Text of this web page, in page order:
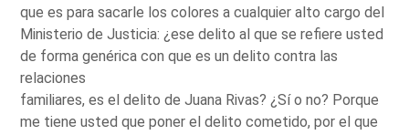
que es para sacarle los colores a cualquier alto cargo del
Ministerio de Justicia: ¿ese delito al que se refiere usted
de forma genérica con que es un delito contra las
relaciones
familiares, es el delito de Juana Rivas? ¿Sí o no? Porque
me tiene usted que poner el delito cometido, por el que